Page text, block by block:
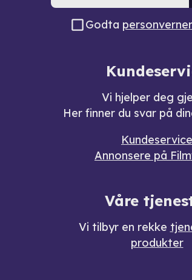
Godta
Vi hjelper deg
Her finner du svar på
Kundeservice
Annonsere på
Våre
Vi tilbyr en rekke
produkter